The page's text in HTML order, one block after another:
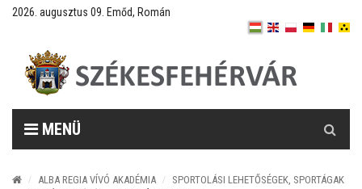
2026. augusztus 09. Emőd, Román
MENÜ
ALBA REGIA VÍVÓ AKADÉMIA
SPORTOLÁSI LEHETŐSÉGEK, SPORTÁGAK